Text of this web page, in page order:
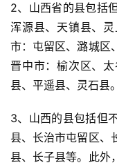
2、山西省的县包括
浑源县、天镇县、
市：屯留区、潞城区
晋中市：榆次区、
县、平遥县、灵石县
3、山西的县包括但
县、长治市屯留区、
县、长子县等。此外